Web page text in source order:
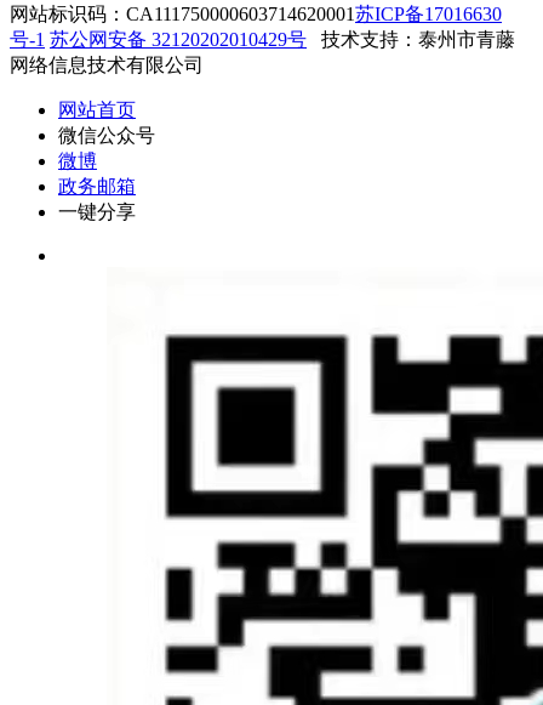
网站标识码：CA111750000603714620001苏ICP备17016630
号-1 苏公网安备 32120202010429号
技术支持：泰州市青藤
网络信息技术有限公司
网站首页
微信公众号
微博
政务邮箱
一键分享